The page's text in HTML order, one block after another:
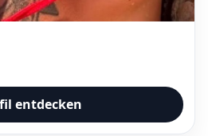
entdecken